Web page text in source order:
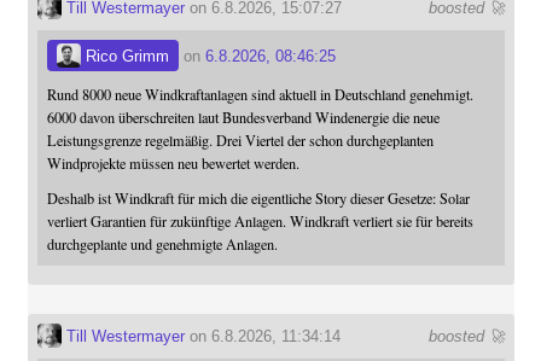
boosted 🚀
Till Westermayeron 6.8.2026, 15:07:27
Rico Grimm on 6.8.2026, 08:46:25
Rund 8000 neue Windkraftanlagen sind aktuell in Deutschland genehmigt.
6000 davon überschreiten laut Bundesverband Windenergie die neue
Leistungsgrenze regelmäßig. Drei Viertel der schon durchgeplanten
Windprojekte müssen neu bewertet werden.
Deshalb ist Windkraft für mich die eigentliche Story dieser Gesetze: Solar
verliert Garantien für zukünftige Anlagen. Windkraft verliert sie für bereits
durchgeplante und genehmigte Anlagen.
boosted 🚀
Till Westermayeron 6.8.2026, 11:34:14